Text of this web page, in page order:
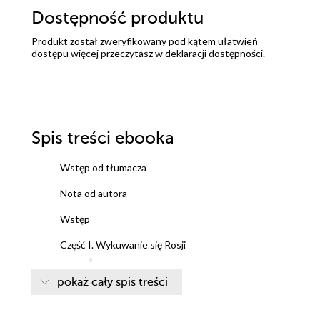
Dostępność produktu
Produkt został zweryfikowany pod kątem ułatwień
dostępu więcej przeczytasz wdeklaracji dostępności.
Spis treści ebooka
Wstęp od tłumacza
Nota od autora
Wstęp
Część I. Wykuwanie się Rosji
Rozdział 2. Wojny książąt
pokaż cały spis treści